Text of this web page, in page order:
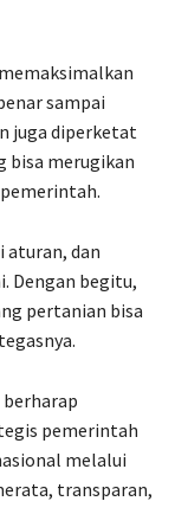
sampai
juga diperketat
bisa merugikan
aturan, dan
Dengan begitu,
pertanian bisa
berharap
pemerintah
melalui
transparan,